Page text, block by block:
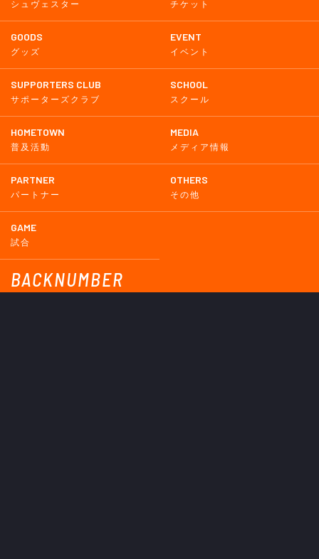
シュヴェスター チケット
GOODS
グッズ
EVENT
イベント
SUPPORTERS CLUB
サポーターズクラブ
SCHOOL
スクール
HOMETOWN
普及活動
MEDIA
メディア情報
PARTNER
パートナー
OTHERS
その他
GAME
試合
BACKNUMBER